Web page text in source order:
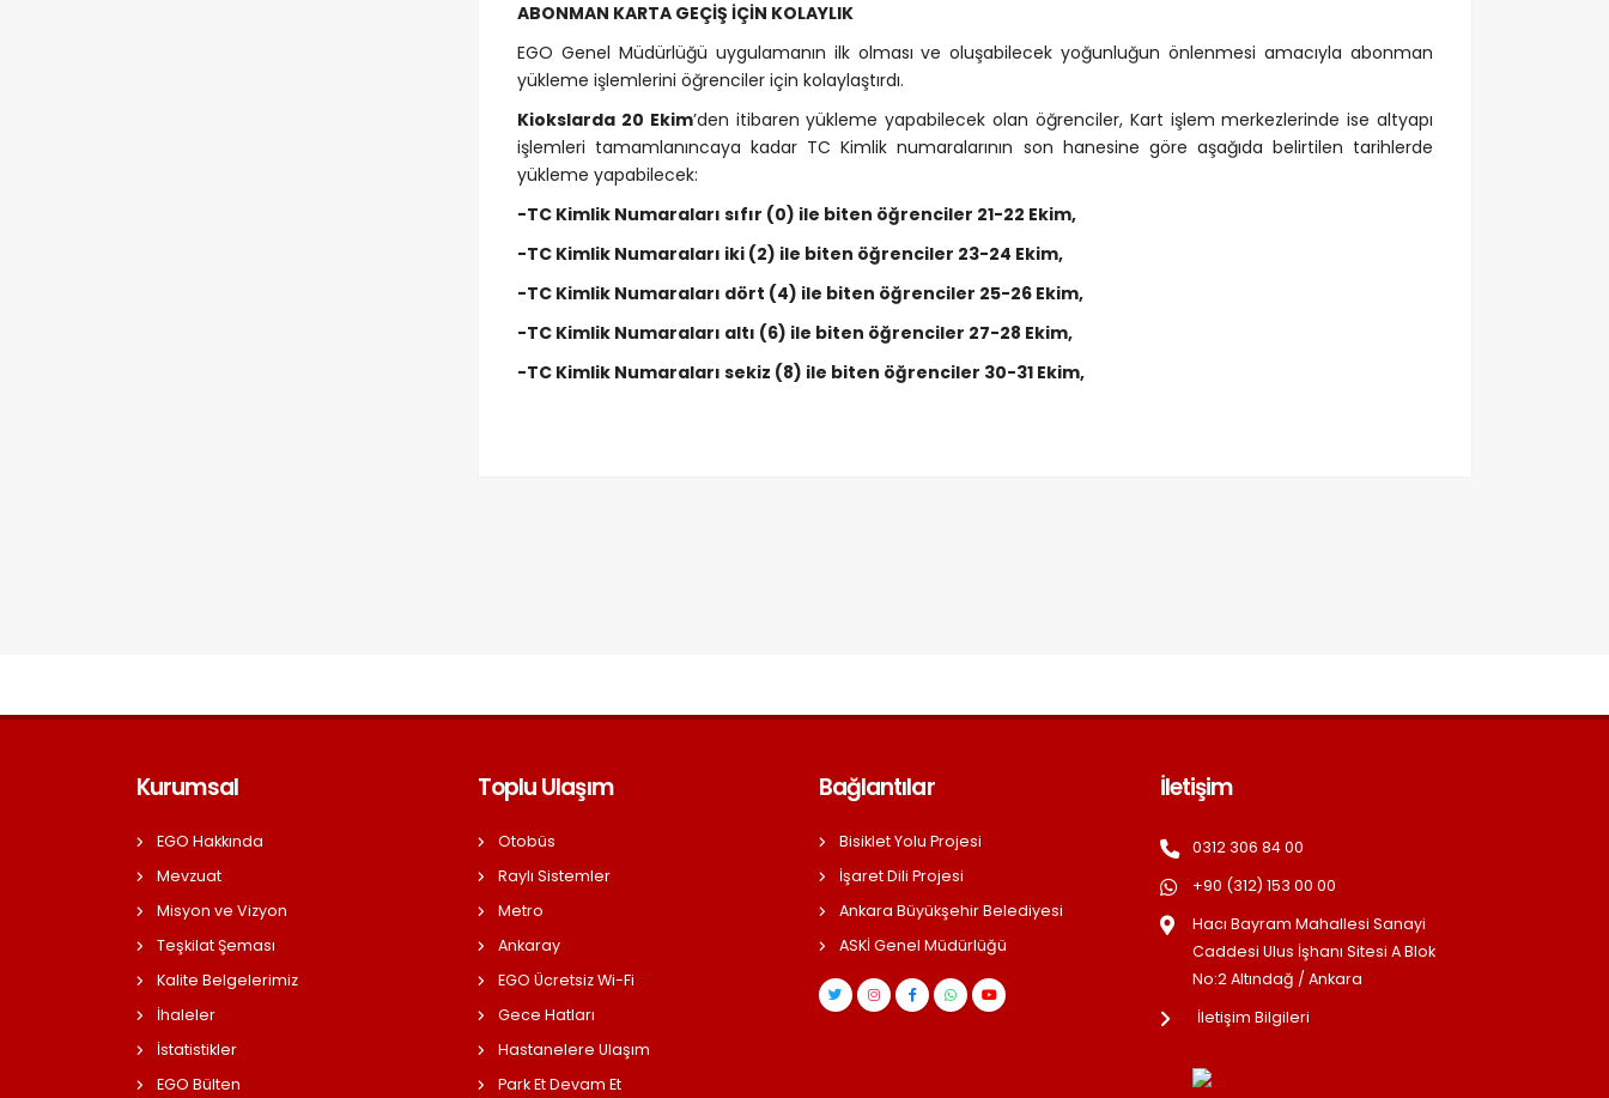
ABONMAN KARTA GEÇİŞ İÇİN KOLAYLIK
EGO Genel Müdürlüğü uygulamanın ilk olması ve oluşabilecek yoğunluğun önlenmesi amacıyla abonman
yükleme işlemlerini öğrenciler için kolaylaştırdı.
Kiokslarda 20 Ekim’den itibaren yükleme yapabilecek olan öğrenciler, Kart işlem merkezlerinde ise altyapı
işlemleri tamamlanıncaya kadar TC Kimlik numaralarının son hanesine göre aşağıda belirtilen tarihlerde
yükleme yapabilecek:
-TC Kimlik Numaraları sıfır (0) ile biten öğrenciler 21-22 Ekim,
-TC Kimlik Numaraları iki (2) ile biten öğrenciler 23-24 Ekim,
-TC Kimlik Numaraları dört (4) ile biten öğrenciler 25-26 Ekim,
-TC Kimlik Numaraları altı (6) ile biten öğrenciler 27-28 Ekim,
-TC Kimlik Numaraları sekiz (8) ile biten öğrenciler 30-31 Ekim,
Kurumsal
EGO Hakkında
Mevzuat
Misyon ve Vizyon
Teşkilat Şeması
Kalite Belgelerimiz
İhaleler
İstatistikler
EGO Bülten
Toplu Ulaşım
Otobüs
Raylı Sistemler
Metro
Ankaray
EGO Ücretsiz Wi-Fi
Gece Hatları
Hastanelere Ulaşım
Park Et Devam Et
Bağlantılar
Bisiklet Yolu Projesi
İşaret Dili Projesi
Ankara Büyükşehir Belediyesi
ASKİ Genel Müdürlüğü
İletişim
0312 306 84 00
+90 (312) 153 00 00
Hacı Bayram Mahallesi Sanayi
Caddesi Ulus İşhanı Sitesi A Blok
No:2 Altındağ / Ankara
İletişim Bilgileri